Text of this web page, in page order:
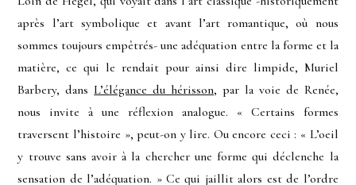
après l’art symbolique et avant l’art romantique, où nous
sommes toujours empêtrés- une adéquation entre la forme et la
matière, ce qui le rendait pour ainsi dire limpide, Muriel
Barbery, dansL’élégance du hérisson, par la voie de Renée,
nous invite à une réflexion analogue. « Certains formes
traversent l’histoire », peut-on y lire. Ou encore ceci : « L’oeil
y trouve sans avoir à la chercher une forme qui déclenche la
sensation de l’adéquation. » Ce qui jaillit alors est de l’ordre